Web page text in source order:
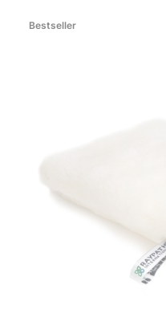
Bestseller